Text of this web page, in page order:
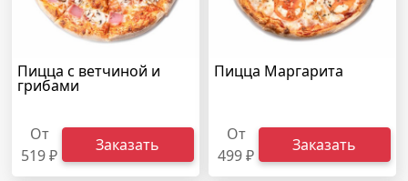
Пицца с ветчиной и
грибами
От
519 ₽
Заказать
Пицца Маргарита
От
499 ₽
Заказать